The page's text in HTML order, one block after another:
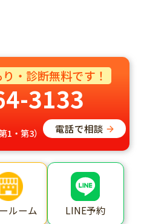
・診断無料です！
3133
1・第3） 電話で相談
ルーム LINE予約